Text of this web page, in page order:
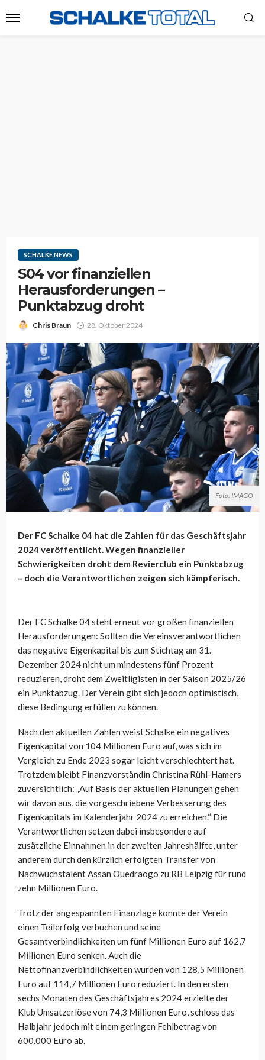
SCHALKE NEWS
S04 vor finanziellen
Herausforderungen –
Punktabzug droht
Chris Braun 28. Oktober 2024
Foto: IMAGO
Der FC Schalke 04 hat die Zahlen für das Geschäftsjahr
2024 veröffentlicht. Wegen finanzieller
Schwierigkeiten droht dem Revierclub ein Punktabzug
– doch die Verantwortlichen zeigen sich kämpferisch.
Der FC Schalke 04 steht erneut vor großen finanziellen
Herausforderungen: Sollten die Vereinsverantwortlichen
das negative Eigenkapital bis zum Stichtag am 31.
Dezember 2024 nicht um mindestens fünf Prozent
reduzieren, droht dem Zweitligisten in der Saison 2025/26
ein Punktabzug. Der Verein gibt sich jedoch optimistisch,
diese Bedingung erfüllen zu können.
Nach den aktuellen Zahlen weist Schalke ein negatives
Eigenkapital von 104 Millionen Euro auf, was sich im
Vergleich zu Ende 2023 sogar leicht verschlechtert hat.
Trotzdem bleibt Finanzvorständin Christina Rühl-Hamers
zuversichtlich: „Auf Basis der aktuellen Planungen gehen
wir davon aus, die vorgeschriebene Verbesserung des
Eigenkapitals im Kalenderjahr 2024 zu erreichen.“ Die
Verantwortlichen setzen dabei insbesondere auf
zusätzliche Einnahmen in der zweiten Jahreshälfte, unter
anderem durch den kürzlich erfolgten Transfer von
Nachwuchstalent Assan Ouedraogo zu RB Leipzig für rund
zehn Millionen Euro.
Trotz der angespannten Finanzlage konnte der Verein
einen Teilerfolg verbuchen und seine
Gesamtverbindlichkeiten um fünf Millionen Euro auf 162,7
Millionen Euro senken. Auch die
Nettofinanzverbindlichkeiten wurden von 128,5 Millionen
Euro auf 114,7 Millionen Euro reduziert. In den ersten
sechs Monaten des Geschäftsjahres 2024 erzielte der
Klub Umsatzerlöse von 74,3 Millionen Euro, schloss das
Halbjahr jedoch mit einem geringen Fehlbetrag von
600.000 Euro ab.